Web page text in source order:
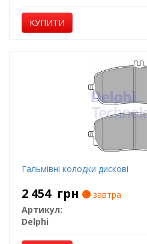
КУПИТИ
Гальмiвнi колодки дисковi
2 454 грн
завтра
Артикул:
Delphi